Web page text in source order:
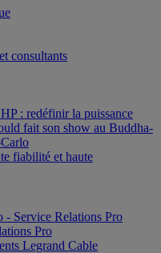
consultants
: redéfinir la puissance
fait son show au Buddha-
fiabilité et haute
- Service Relations Pro
Pro
Legrand Cable